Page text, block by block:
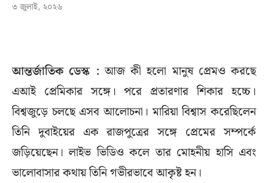
৩ জুলাই, ২০২৬
আন্তর্জাতিক ডেস্ক : আজ কী হলো মানুষ প্রেমও করছে
এআই প্রেমিকার সঙ্গে। পরে প্রতারণার শিকার হচ্চে।
বিশ্বজুড়ে চলছে এসব আলোচনা। মারিয়া বিশ্বাস করেছিলেন
তিনি দুবাইয়ের এক রাজপুত্রের সঙ্গে প্রেমের সম্পর্কে
জড়িয়েছেন। লাইভ ভিডিও কলে তার মোহনীয় হাসি এবং
ভালোবাসার কথায় তিনি গভীরভাবে আকৃষ্ট হন।